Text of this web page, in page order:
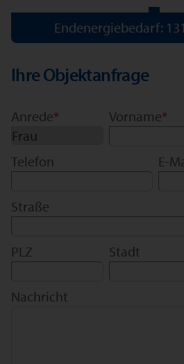
Endenergiebedarf:
Ihre Objektanfrage
Anrede* Vorname*
Telefon E-
Straße
PLZ Stadt
Nachricht